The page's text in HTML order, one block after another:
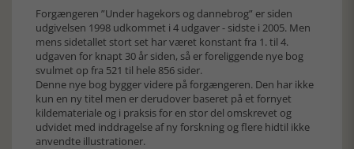
Forgængeren ”Under hagekors og dannebrog” er siden
udgivelsen 1998 udkommet i 4 udgaver - sidste i 2005. Men
mens sidetallet stort set har været konstant fra 1. til 4.
udgaven for knapt 30 år siden, så er foreliggende nye bog
svulmet op fra 521 til hele 856 sider.
Denne nye bog bygger videre på forgængeren. Den har ikke
kun en ny titel men er derudover baseret på et fornyet
kildemateriale og i praksis for en stor del omskrevet og
udvidet med inddragelse af ny forskning og flere hidtil ikke
anvendte illustrationer.